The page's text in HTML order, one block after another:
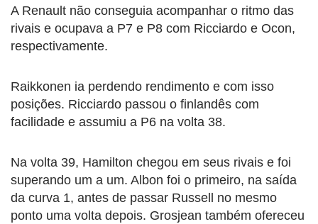
A Renault não conseguia acompanhar o ritmo das
rivais e ocupava a P7 e P8 com Ricciardo e Ocon,
respectivamente.
Raikkonen ia perdendo rendimento e com isso
posições. Ricciardo passou o finlandês com
facilidade e assumiu a P6 na volta 38.
Na volta 39, Hamilton chegou em seus rivais e foi
superando um a um. Albon foi o primeiro, na saída
da curva 1, antes de passar Russell no mesmo
ponto uma volta depois. Grosjean também ofereceu